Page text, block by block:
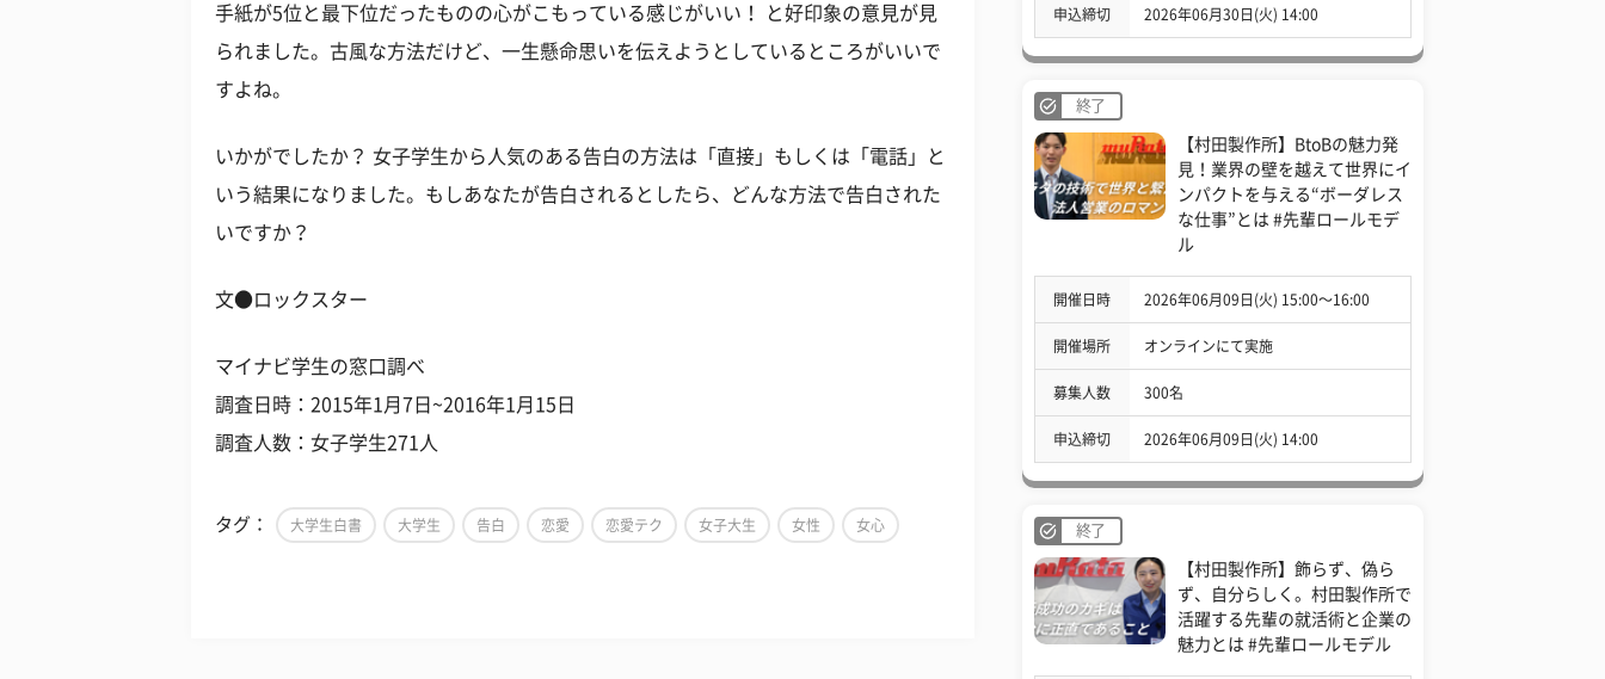
手紙が5位と最下位だったものの心がこもっている感じがいい！ と好印象の意見が見
られました。古風な方法だけど、一生懸命思いを伝えようとしているところがいいで
すよね。
いかがでしたか？ 女子学生から人気のある告白の方法は「直接」もしくは「電話」と
いう結果になりました。もしあなたが告白されるとしたら、どんな方法で告白された
いですか？
文●ロックスター
マイナビ学生の窓口調べ
調査日時：2015年1月7日~2016年1月15日
調査人数：女子学生271人
タグ： 大学生白書 大学生 告白 恋愛 恋愛テク 女子大生 女性 女心
申込締切 2026年06月30日(火) 14:00
終了
【村田製作所】BtoBの魅力発
見！業界の壁を越えて世界にイ
ンパクトを与える“ボーダレス
な仕事”とは #先輩ロールモデ
ル
開催日時 2026年06月09日(火) 15:00〜16:00
開催場所 オンラインにて実施
募集人数 300名
申込締切 2026年06月09日(火) 14:00
終了
【村田製作所】飾らず、偽ら
ず、自分らしく。村田製作所で
活躍する先輩の就活術と企業の
魅力とは #先輩ロールモデル